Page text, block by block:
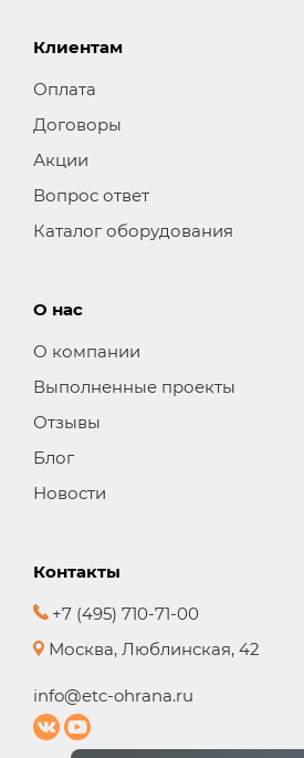
Клиентам
Оплата
Договоры
Акции
Вопрос ответ
Каталог оборудования
О нас
О компании
Выполненные проекты
Отзывы
Блог
Новости
Контакты
+7 (495) 710-71-00
Москва, Люблинская, 42
info@etc-ohrana.ru